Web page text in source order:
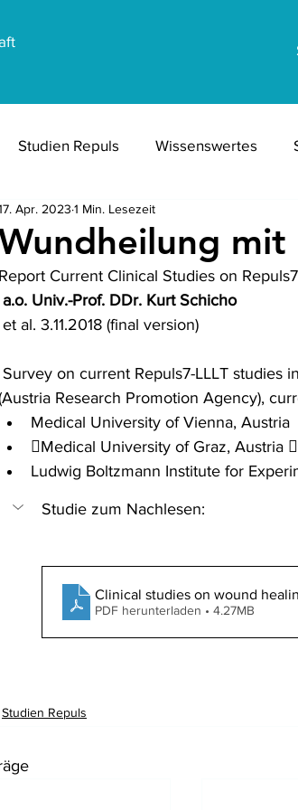
Studien Repuls Wissenswertes
Wunden
mit
Apr. 2023 1 Min. Lesezeit
Report Current Clinical Studies on
a.o. Univ.-Prof. DDr. Kurt Schicho
et al. 3.11.2018 (final version)
Research Promotion Agency),
Medical University of Vienna, Austria
Medical University of Graz, Austria 
Ludwig Boltzmann Institute for
Studie zum Nachlesen:
Clinical studies on wound
PDF herunterladen • 4.27MB
Studien Repuls